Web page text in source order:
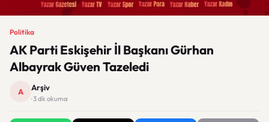
Politika
AK Parti Eskişehir İl Başkanı Gürhan
Albayrak Güven Tazeledi
A Arşiv
· 3 dk okuma